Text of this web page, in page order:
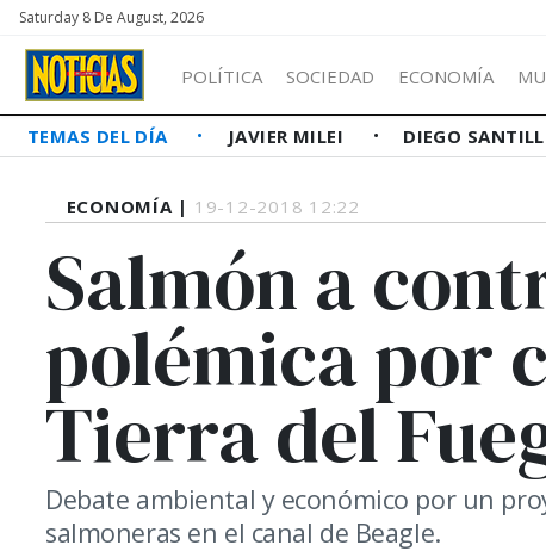
Saturday 8 De August, 2026
POLÍTICA SOCIEDAD ECONOMÍA
TEMAS DEL DÍA JAVIER MILEI DIEGO
ECONOMÍA | 19-12-2018 12:22
Salmón a
polémica por
Tierra del
Debate ambiental y económico por un
salmoneras en el canal de Beagle.